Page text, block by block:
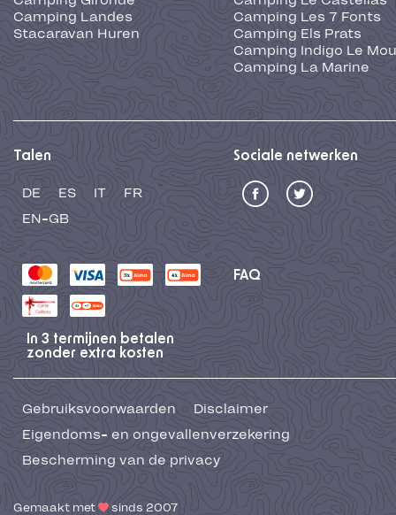
Camping Landes
Stacaravan Huren
Camping Les 7 Fonts
Camping Els Prats
Camping Indigo Le
Camping La Marine
Talen
DE ES IT
FR
EN-GB
Sociale netwerken
FAQ
In 3 termijnen betalen
zonder extra kosten
Gebruiksvoorwaarden
Disclaimer
Eigendoms- en ongevallenverzekering
Bescherming van de privacy
Gemaakt met sinds 2007